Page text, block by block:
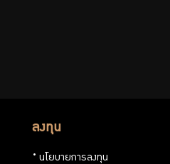
ลงทุน
นโยบายการลงทุน